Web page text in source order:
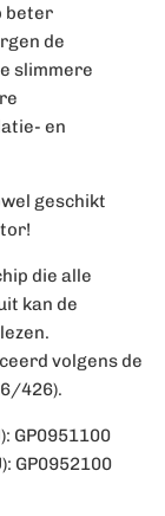
beter
de
slimmere
en
geschikt
die alle
kan de
volgens de
426).
GP0951100
GP0952100